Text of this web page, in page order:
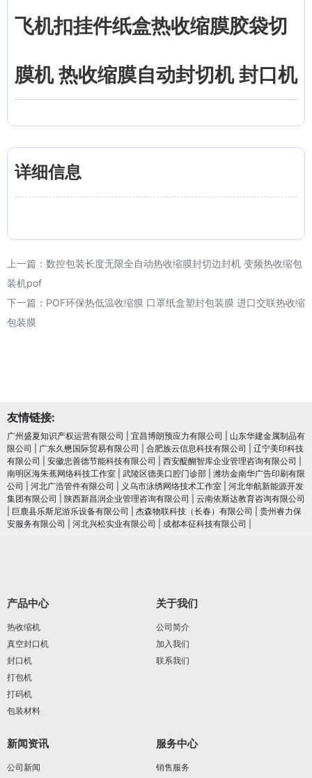
飞机扣挂件纸盒热收缩膜胶袋切
膜机 热收缩膜自动封切机 封口机
详细信息
上一篇： 数控包装长度无限全自动热收缩膜封切边封机 变频热收缩包
装机pof
下一篇： POF环保热低温收缩膜 口罩纸盒塑封包装膜 进口交联热收缩
包装膜
友情链接:
广州盛夏知识产权运营有限公司 宜昌博朗预应力有限公司
山东华建金属制品有
限公司
广东久懋国际贸易有限公司 合肥族云信息科技有限公司
辽宁美印科技
有限公司
安徽忠善德节能科技有限公司 西安醍醐智库企业管理咨询有限公司
南明区海朱蕉网络科技工作室
武陵区德美口腔门诊部
潍坊金南华广告印刷有限
公司
河北广浩管件有限公司 义乌市泳绣网络技术工作室
河北华航新能源开发
集团有限公司
陕西新昌润企业管理咨询有限公司
云南依斯达教育咨询有限公司
巨鹿县乐斯尼游乐设备有限公司 杰森物联科技（长春）有限公司
贵州睿力保
安服务有限公司
河北兴松实业有限公司 成都本征科技有限公司
产品中心
热收缩机
真空封口机
封口机
打包机
打码机
包装材料
关于我们
公司简介
加入我们
联系我们
新闻资讯
公司新闻
服务中心
销售服务